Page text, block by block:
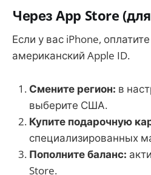
Через App Store
Если у вас iPhone,
американский Apple ID.
Смените регион: в
выберите США.
Купите подарочную
специализированных
Пополните баланс:
Store.